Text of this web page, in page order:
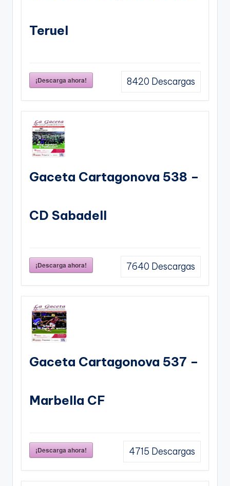
Teruel
¡Descarga ahora! 8420 Descargas
Gaceta Cartagonova 538 –
CD Sabadell
¡Descarga ahora! 7640 Descargas
Gaceta Cartagonova 537 –
Marbella CF
¡Descarga ahora! 4715 Descargas